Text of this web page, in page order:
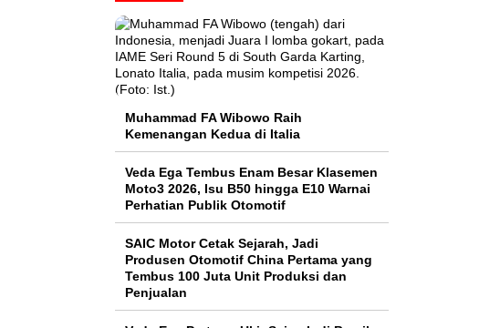
Muhammad FA Wibowo Raih
Kemenangan Kedua di Italia
Veda Ega Tembus Enam Besar Klasemen
Moto3 2026, Isu B50 hingga E10 Warnai
Perhatian Publik Otomotif
SAIC Motor Cetak Sejarah, Jadi
Produsen Otomotif China Pertama yang
Tembus 100 Juta Unit Produksi dan
Penjualan